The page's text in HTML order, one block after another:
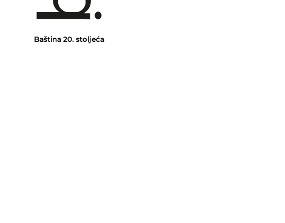
Baština 20. stoljeća